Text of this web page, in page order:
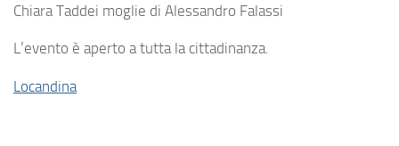
Chiara Taddei moglie di Alessandro Falassi
L’evento è aperto a tutta la cittadinanza.
Locandina